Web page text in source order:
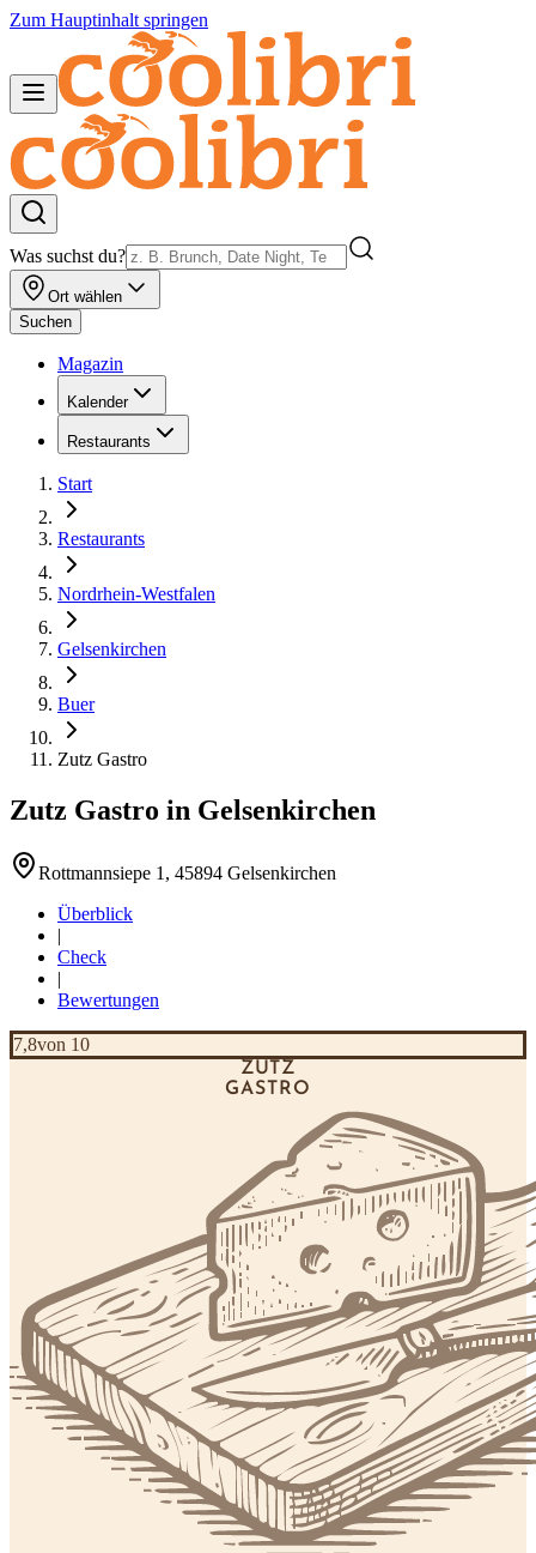
Zum Hauptinhalt springen
Was suchst du?
Ort wählen
Suchen
Magazin
Kalender
Restaurants
Start
Restaurants
Nordrhein-Westfalen
Gelsenkirchen
Buer
Zutz Gastro
Zutz Gastro in Gelsenkirchen
Rottmannsiepe 1, 45894 Gelsenkirchen
Überblick
|
Check
|
Bewertungen
7,8von 10
ZUTZ
GASTRO